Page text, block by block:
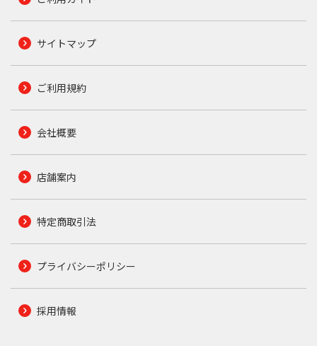
サイトマップ
ご利用規約
会社概要
店舗案内
特定商取引法
プライバシーポリシー
採用情報